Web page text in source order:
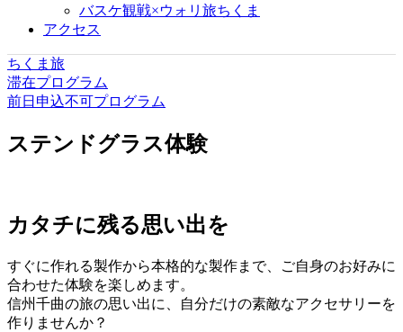
バスケ観戦×ウォリ旅ちくま
アクセス
ちくま旅
滞在プログラム
前日申込不可プログラム
ステンドグラス体験
カタチに残る思い出を
すぐに作れる製作から本格的な製作まで、ご自身のお好みに
合わせた体験を楽しめます。
信州千曲の旅の思い出に、自分だけの素敵なアクセサリーを
作りませんか？